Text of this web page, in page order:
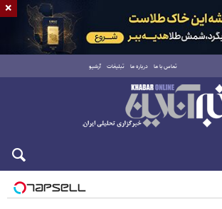
تماس با ما درباره ما تبلیغات آرشیو
جمعه ۱۶ مرداد ۱۴۰۵
×